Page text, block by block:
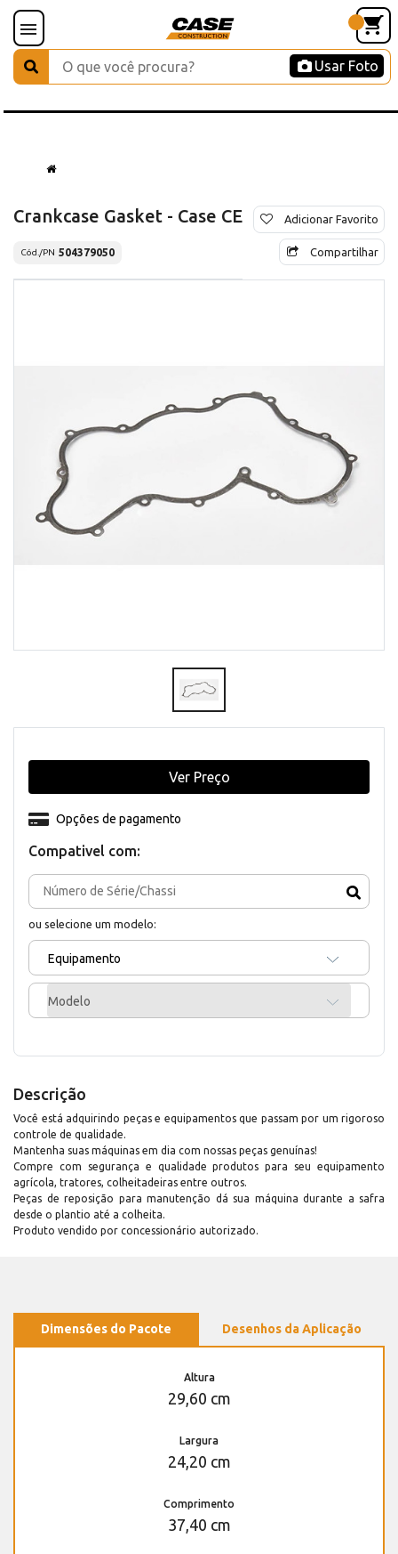
Usar Foto
Crankcase Gasket - Case CE
Cód./PN 504379050
Adicionar Favorito
Compartilhar
Compativel com:
ou selecione um modelo:
Equipamento
Modelo
Opções de pagamento
Ver Preço
Descrição
Você está adquirindo peças e equipamentos que passam por um rigoroso
controle de qualidade.
Mantenha suas máquinas em dia com nossas peças genuínas!
Compre com segurança e qualidade produtos para seu equipamento
agrícola, tratores, colheitadeiras entre outros.
Peças de reposição para manutenção dá sua máquina durante a safra
desde o plantio até a colheita.
Produto vendido por concessionário autorizado.
Dimensões do Pacote Desenhos da Aplicação
Altura
29,60 cm
Largura
24,20 cm
Comprimento
37,40 cm